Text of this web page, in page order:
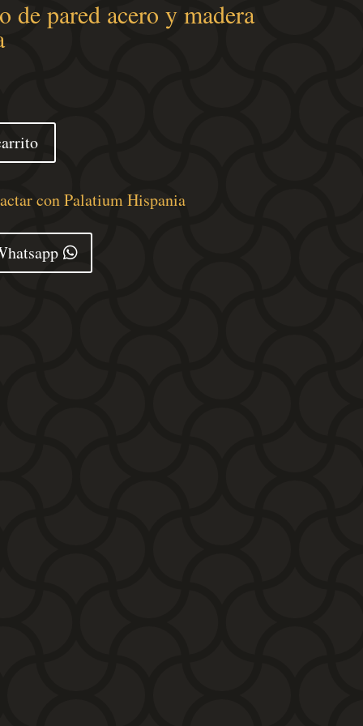
de pared acero y madera
con Palatium Hispania